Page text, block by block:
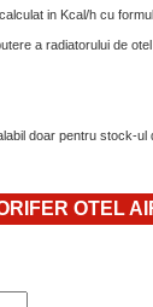
in Kcal/h cu
a radiatorului de
doar pentru stock-ul
OTEL